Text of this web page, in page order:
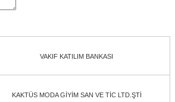
VAKIF KATILIM BANKASI
KAKTÜS MODA GİYİM SAN VE TİC LTD.ŞTİ